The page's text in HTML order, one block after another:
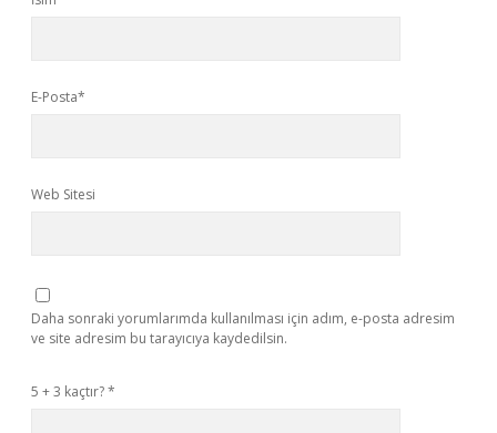
E-Posta*
Web Sitesi
Daha sonraki yorumlarımda kullanılması için adım, e-posta adresim
ve site adresim bu tarayıcıya kaydedilsin.
5 + 3 kaçtır?*